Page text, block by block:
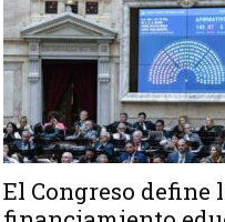
El Congreso define